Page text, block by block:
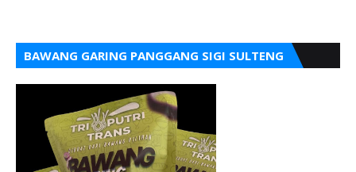
BAWANG GARING PANGGANG SIGI SULTENG